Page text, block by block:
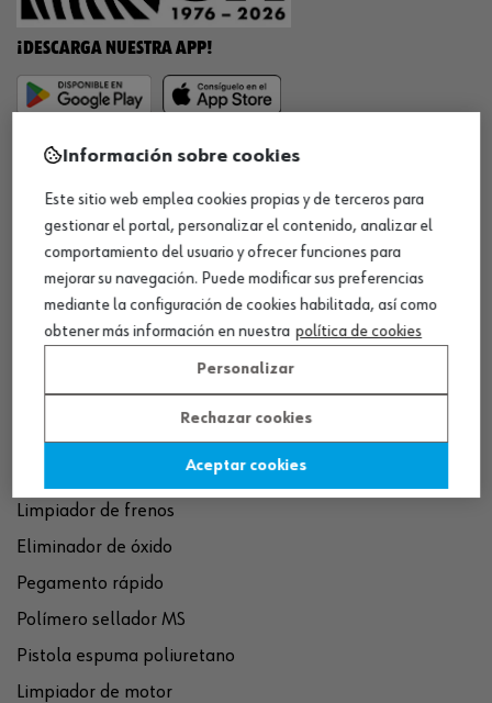
¡DESCARGA NUESTRA APP!
MÉTODOS DE PAGO
¡SÍGUENOS!
Limpiador de frenos
Eliminador de óxido
Pegamento rápido
Polímero sellador MS
Pistola espuma poliuretano
Limpiador de motor
Información sobre cookies
Este sitio web emplea cookies propias y de terceros para
gestionar el portal, personalizar el contenido, analizar el
comportamiento del usuario y ofrecer funciones para
mejorar su navegación. Puede modificar sus preferencias
mediante la configuración de cookies habilitada, así como
obtener más información en nuestra política de cookies
Personalizar
Rechazar cookies
Aceptar cookies